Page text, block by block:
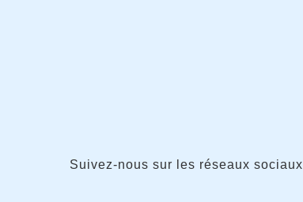
Suivez-nous sur les réseaux sociaux